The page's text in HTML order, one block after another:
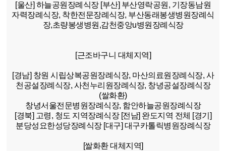
[울산] 하늘공원장례식장 [부산] 부산영락공원, 기장동남원
자력장례식장, 착한전문장례식장, 부산동래봉생병원장례식
장,초량봉생병원,감천중앙u병원장례식장
[근조바구니 대체지역]
[경남] 창원 시립상복공원장례식장, 마산의료원장례식장, 사
천공설장례식장, 사천누리원장례식장, 창녕공설장례식장
(쌀화환)
창녕서울전문병원장례식장, 함안하늘공원장례식장
[경북] 고령, 청도 지역장례식장 [전남] 완도지역 전체 [경기]
분당성요한성당장례식장 [대구] 대구카톨릭병원장례식장
[쌀화환 대체지역]